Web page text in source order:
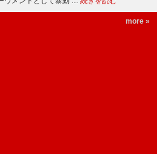
more »